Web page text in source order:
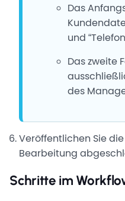
Das
und
Das zweite
des
Veröffentlichen Sie
Bearbeitung
Schritte im